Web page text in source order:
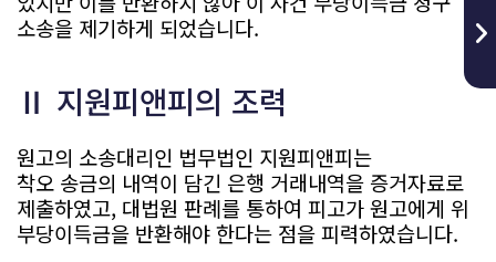
소송을 제기하게 되었습니다.
Ⅱ 지원피앤피의 조력
원고의 소송대리인 법무법인 지원피앤피는
착오 송금의 내역이 담긴 은행 거래내역을 증거자료로
제출하였고, 대법원 판례를 통하여 피고가 원고에게 위
부당이득금을 반환해야 한다는 점을 피력하였습니다.